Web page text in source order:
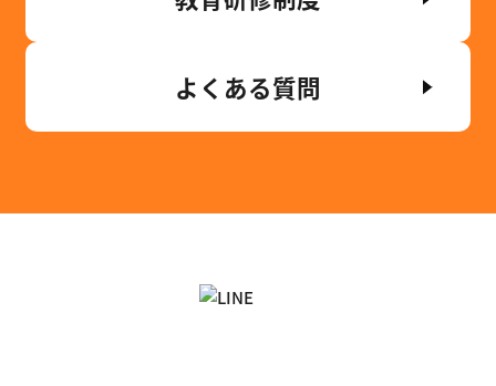
よくある質問